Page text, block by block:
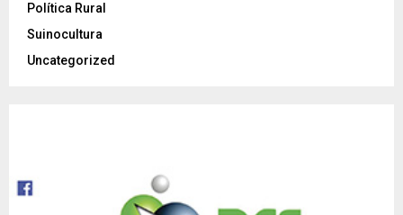
Política Rural
Suinocultura
Uncategorized